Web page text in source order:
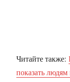
Читайте также:
показать